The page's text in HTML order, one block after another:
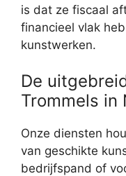
is dat ze fiscaal
financieel vlak
kunstwerken.
De
Trommels in
Onze diensten
van geschikte
bedrijfspand of